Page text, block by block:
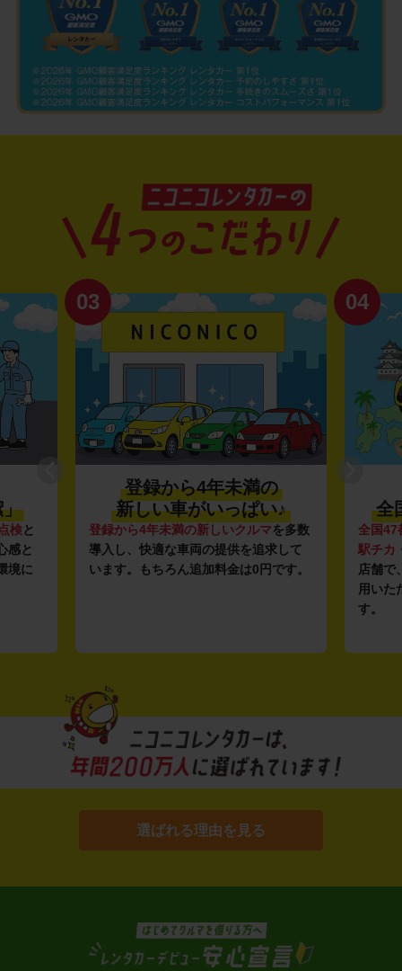
」
検と
感と
境に
03
登録から4年未満の
新しい車がいっぱい♪
登録から4年未満の新しいクルマを多数
導入し、快適な車両の提供を追求して
います。もちろん追加料金は0円です。
04
全
全国47
駅チカ
店舗で
用いた
す。
選ばれる理由を見る